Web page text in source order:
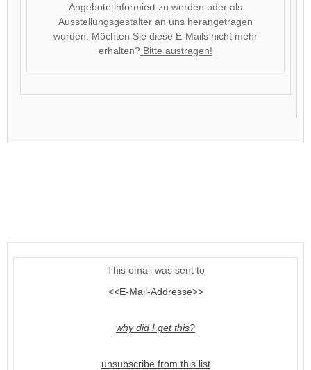
Angebote informiert zu werden oder als
Ausstellungsgestalter an uns herangetragen
wurden. Möchten Sie diese E-Mails nicht mehr
erhalten? Bitte austragen!
This email was sent to
<<E-Mail-Addresse>>
why did I get this?
unsubscribe from this list